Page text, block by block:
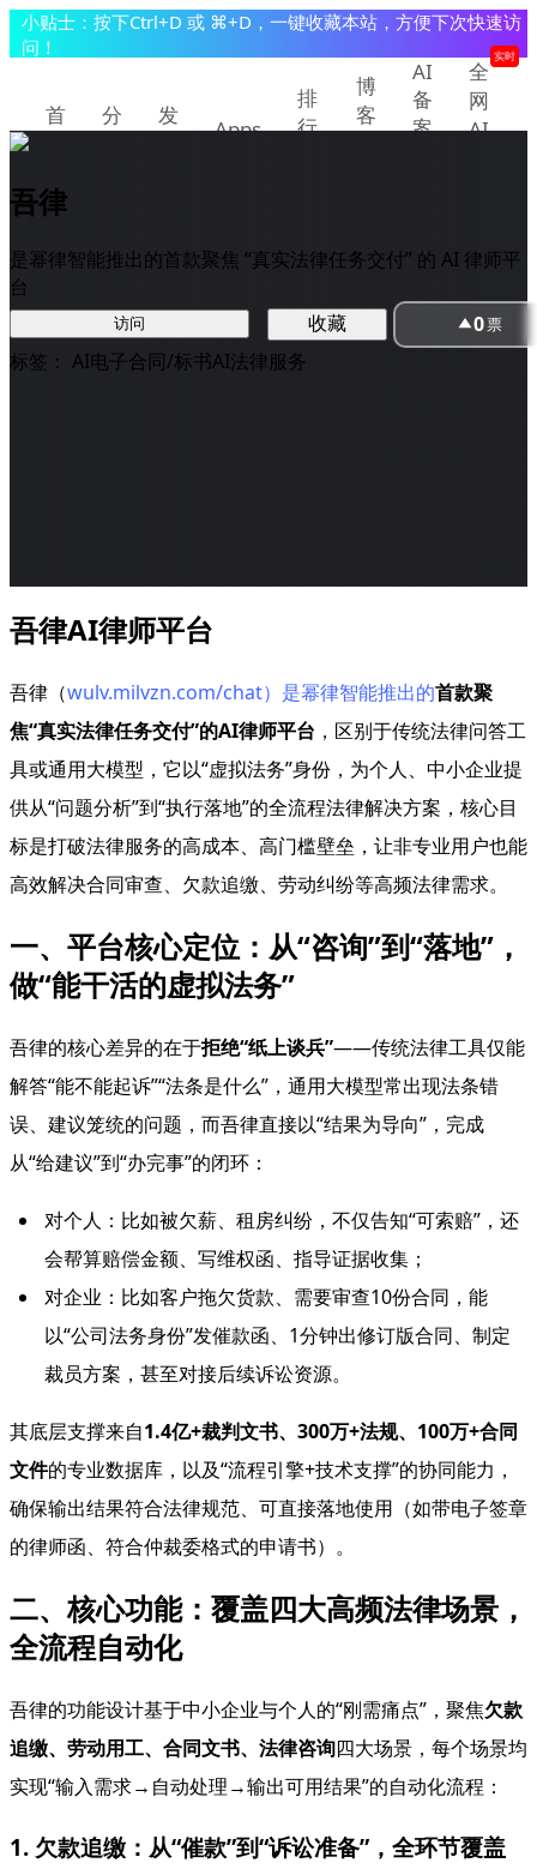
小贴士：按下Ctrl+D 或 ⌘+D，一键收藏本站，方便下次快速访
问！
首
分
发
Apps
排
行
博
客
AI
备
案
全
网
AI
实时
提交/推广产品
吾律
是幂律智能推出的首款聚焦 “真实法律任务交付” 的 AI 律师平
台
访问 收藏 0票
标签： AI电子合同/标书AI法律服务
吾律AI律师平台
吾律（wulv.milvzn.com/chat）是幂律智能推出的首款聚
焦“真实法律任务交付”的AI律师平台 ，区别于传统法律问答工
具或通用大模型，它以“虚拟法务”身份，为个人、中小企业提
供从“问题分析”到“执行落地”的全流程法律解决方案，核心目
标是打破法律服务的高成本、高门槛壁垒，让非专业用户也能
高效解决合同审查、欠款追缴、劳动纠纷等高频法律需求。
一、平台核心定位：从“咨询”到“落地”，
做“能干活的虚拟法务”
吾律的核心差异的在于拒绝“纸上谈兵”——传统法律工具仅能
解答“能不能起诉”“法条是什么”，通用大模型常出现法条错
误、建议笼统的问题，而吾律直接以“结果为导向”，完成
从“给建议”到“办完事”的闭环：
对个人：比如被欠薪、租房纠纷，不仅告知“可索赔”，还
会帮算赔偿金额、写维权函、指导证据收集；
对企业：比如客户拖欠货款、需要审查10份合同，能
以“公司法务身份”发催款函、1分钟出修订版合同、制定
裁员方案，甚至对接后续诉讼资源。
其底层支撑来自1.4亿+裁判文书、300万+法规、100万+合同
文件的专业数据库，以及“流程引擎+技术支撑”的协同能力，
确保输出结果符合法律规范、可直接落地使用（如带电子签章
的律师函、符合仲裁委格式的申请书）。
二、核心功能：覆盖四大高频法律场景，
全流程自动化
吾律的功能设计基于中小企业与个人的“刚需痛点”，聚焦欠款
追缴、劳动用工、合同文书、法律咨询四大场景，每个场景均
实现“输入需求→自动处理→输出可用结果”的自动化流程：
1. 欠款追缴：从“催款”到“诉讼准备”，全环节覆盖